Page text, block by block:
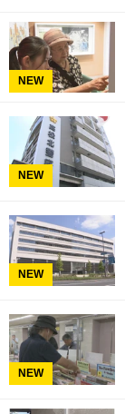
NEW
NEW
NEW
NEW